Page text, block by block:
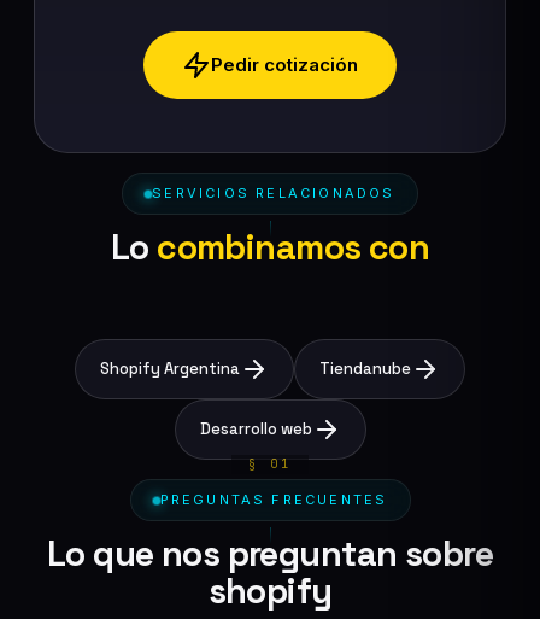
Pedir cotización
SERVICIOS RELACIONADOS
Lo combinamos con
Shopify Argentina Tiendanube
Desarrollo web
PREGUNTAS FRECUENTES
Lo que nos preguntan sobre
shopify